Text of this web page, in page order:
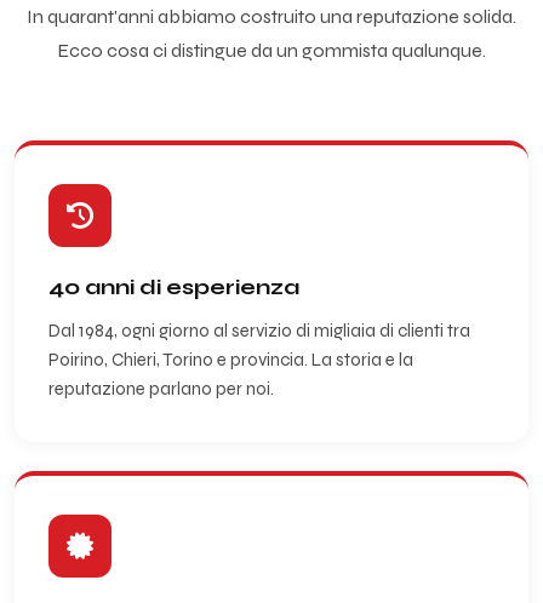
In quarant'anni abbiamo costruito una reputazione solida.
Ecco cosa ci distingue da un gommista qualunque.
40 anni di esperienza
Dal 1984, ogni giorno al servizio di migliaia di clienti tra
Poirino, Chieri, Torino e provincia. La storia e la
reputazione parlano per noi.